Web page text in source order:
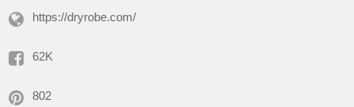
https://dryrobe.com/
62K
802